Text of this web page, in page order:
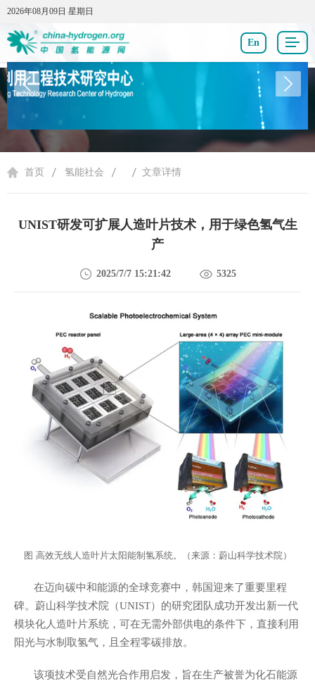
2026年08月09日 星期日
2026年08月09日 星期日
En
首页 氢能社会 文章详情
UNIST研发可扩展人造叶片技术，用于绿色氢气生
产
2025/7/7 15:21:42 5325
图 高效无线人造叶片太阳能制氢系统。（来源：蔚山科学技术院）
在迈向碳中和能源的全球竞赛中，韩国迎来了重要里程
碑。蔚山科学技术院（UNIST）的研究团队成功开发出新一代
模块化人造叶片系统，可在无需外部供电的条件下，直接利用
阳光与水制取氢气，且全程零碳排放。
该项技术受自然光合作用启发，旨在生产被誉为化石能源